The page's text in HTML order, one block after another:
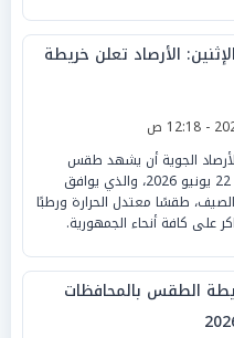
الأرصاد تعلن خريطة
الجوية أن يشهد طقس
اليوم الإثنين، الموافق 22 يونيو 2026، والذي يوافق
طقسًا معتدل الحرارة ورطبًا
على كافة أنحاء الجمهورية.
الطقس بالمحافظات